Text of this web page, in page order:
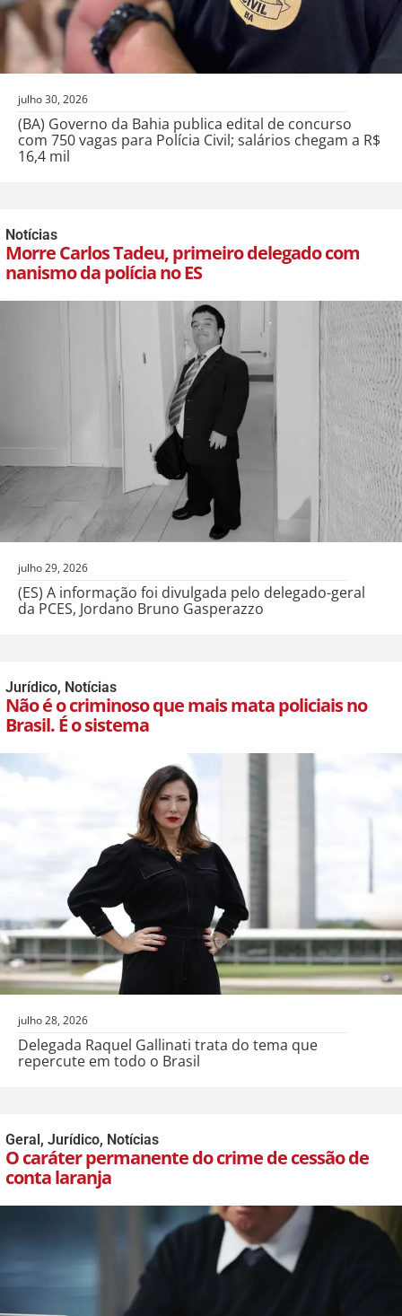
julho 30, 2026
(BA) Governo da Bahia publica edital de concurso
com 750 vagas para Polícia Civil; salários chegam a R$
16,4 mil
Notícias
Morre Carlos Tadeu, primeiro delegado com
nanismo da polícia no ES
julho 29, 2026
(ES) A informação foi divulgada pelo delegado-geral
da PCES, Jordano Bruno Gasperazzo
Jurídico, Notícias
Não é o criminoso que mais mata policiais no
Brasil. É o sistema
julho 28, 2026
Delegada Raquel Gallinati trata do tema que
repercute em todo o Brasil
Geral, Jurídico, Notícias
O caráter permanente do crime de cessão de
conta laranja